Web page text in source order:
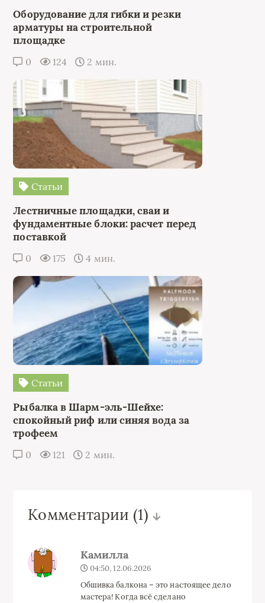
Оборудование для гибки и резки
арматуры на строительной
площадке
0 124 2 мин.
Статьи
Лестничные площадки, сваи и
фундаментные блоки: расчет перед
поставкой
0 175 4 мин.
Статьи
Рыбалка в Шарм-эль-Шейхе:
спокойный риф или синяя вода за
трофеем
0 121 2 мин.
Комментарии (1)
Камилла
04:50, 12.06.2026
Обшивка балкона – это настоящее дело
мастера! Когда всё сделано